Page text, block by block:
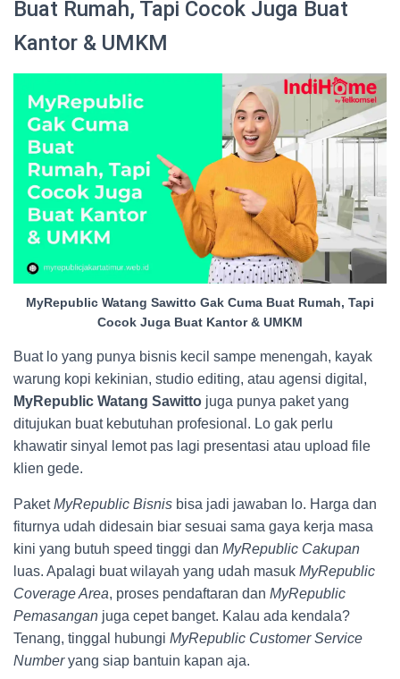
Buat Rumah, Tapi Cocok Juga Buat
Kantor & UMKM
MyRepublic Watang Sawitto Gak Cuma Buat Rumah, Tapi
Cocok Juga Buat Kantor & UMKM
Buat lo yang punya bisnis kecil sampe menengah, kayak
warung kopi kekinian, studio editing, atau agensi digital,
MyRepublic Watang Sawitto juga punya paket yang
ditujukan buat kebutuhan profesional. Lo gak perlu
khawatir sinyal lemot pas lagi presentasi atau upload file
klien gede.
PaketMyRepublic Bisnis bisa jadi jawaban lo. Harga dan
fiturnya udah didesain biar sesuai sama gaya kerja masa
kini yang butuh speed tinggi dan MyRepublic Cakupan
luas. Apalagi buat wilayah yang udah masuk MyRepublic
Coverage Area, proses pendaftaran dan MyRepublic
Pemasangan juga cepet banget. Kalau ada kendala?
Tenang, tinggal hubungi MyRepublic Customer Service
Numberyang siap bantuin kapan aja.